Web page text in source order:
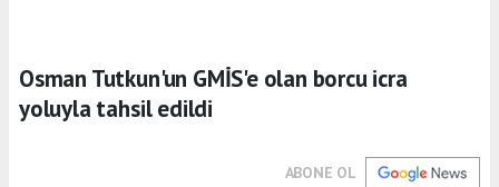
Osman Tutkun'un GMİS'e olan borcu icra
yoluyla tahsil edildi
ABONE OL